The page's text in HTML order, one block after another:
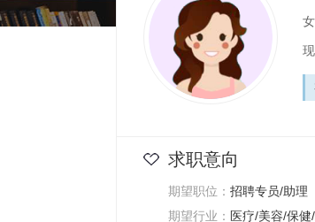
女
求职意向
期望职位： 招聘专员/助理
期望行业： 医疗/美容/保健